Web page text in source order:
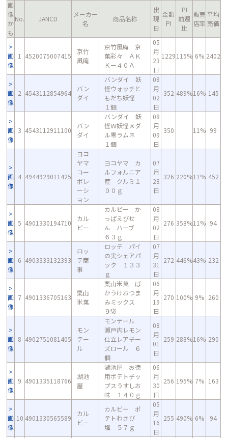
画
像
か
も
No. JANCD
メーカー
名
商品名称
出
現
日
金額
PI
PI
前週
比
販売
店率
平均
売価
画
像
1 4520075007415
京竹
風庵
京竹風庵 京
菓彩々 ＡＫ
Ｋー４０Ａ
05
月
23
日
1229115% 6% 2402
画
像
2 4543112854964
バン
ダイ
バンダイ 妖
怪ウォッチと
もだち妖怪
１個
08
月
02
日
352 489%16% 145
画
像
3 4543112911100
バン
ダイ
バンダイ 妖
怪Ｗ妖怪メダ
ル零ラムネ
１個
08
月
09
日
350 11% 99
画
像
4 4944929011425
ヨコ
ヤマ
コー
ポレ
ーシ
ョン
ヨコヤマ カ
ルフォルニア
産 クルミ１
００ｇ
07
月
28
日
326 220%11% 452
画
像
5 4901330194710
カル
ビー
カルビー か
っぱえびせ
ん ハーブ
６３ｇ
08
月
02
日
276 358%11% 94
画
像
6 4903333132393
ロッ
テ商
事
ロッテ パイ
の実シェアパ
ック １３３
ｇ
07
月
31
日
272 446%43% 232
画
像
7 4901336705163
栗山
米菓
栗山米菓 ば
かうけおつま
みミックス
９袋
06
月
19
日
270 100% 9% 260
画
像
8 4902751081405
モン
テー
ル
モンテール
瀬戸内レモン
仕立レアチー
ズロール ６
個
08
月
01
日
259 288%16% 290
画
像
9 4901335118766
湖池
屋
湖池屋 お徳
用ポテトチッ
プスうすしお
味 １４０ｇ
06
月
30
日
256 195% 7% 163
画
像
10 4901330565589
カル
ビー
カルビー ポ
テトわさび
塩 ５７ｇ
05
月
16
日
255 490% 6% 94